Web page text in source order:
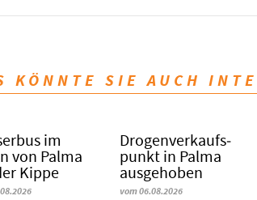
KÖNNTE SIE AUCH
im
von Palma
Kippe
Dro­gen­ver­kaufs­
punkt in Palma
ausgehoben
vom 06.08.2026